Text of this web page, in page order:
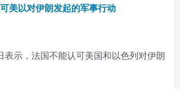
美以对伊朗发起的军事行动
表示，法国不能认可美国和以色列对伊朗